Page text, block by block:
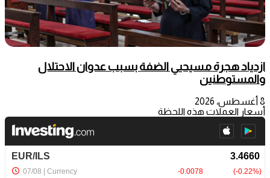
ازدياد هجرة مسيحيي الضفة بسبب عدوان الاحتلال
والمستوطنين
8 أغسطس، 2026
أسعار العملات هذه اللحظة